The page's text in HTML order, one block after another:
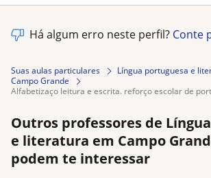
Há algum erro neste perfil? Conte
Suas aulas particulares
Língua portuguesa e
Campo Grande
alfabetizaço leitura e escrita. reforço escolar de
Outros professores de
e literatura em Campo
podem te interessar